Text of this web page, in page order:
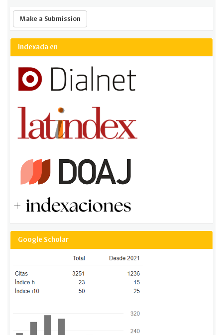
Make a Submission
Indexada en
Google Scholar